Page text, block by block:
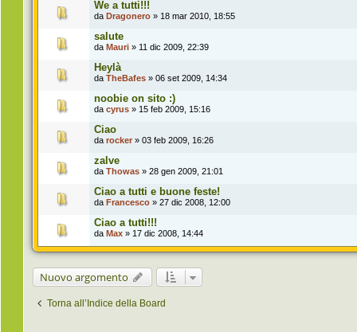
We a tutti!!!
da Dragonero » 18 mar 2010, 18:55
salute
da Mauri » 11 dic 2009, 22:39
Heylà
da TheBafes » 06 set 2009, 14:34
noobie on sito :)
da cyrus » 15 feb 2009, 15:16
Ciao
da rocker » 03 feb 2009, 16:26
zalve
da Thowas » 28 gen 2009, 21:01
Ciao a tutti e buone feste!
da Francesco » 27 dic 2008, 12:00
Ciao a tutti!!!
da Max » 17 dic 2008, 14:44
Nuovo argomento
Torna all’Indice della Board